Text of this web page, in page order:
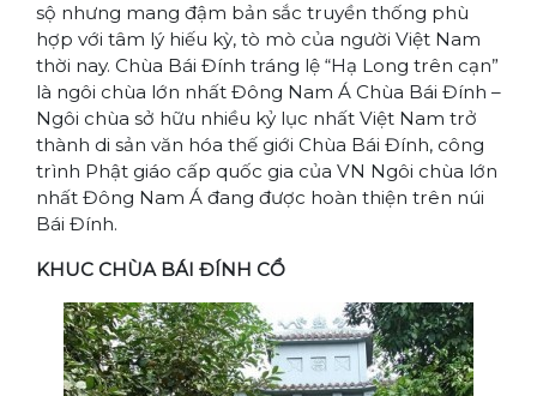
sộ nhưng mang đậm bản sắc truyền thống phù
hợp với tâm lý hiếu kỳ, tò mò của người Việt Nam
thời nay. Chùa Bái Đính tráng lệ “Hạ Long trên cạn”
là ngôi chùa lớn nhất Đông Nam Á Chùa Bái Đính –
Ngôi chùa sở hữu nhiều kỷ lục nhất Việt Nam trở
thành di sản văn hóa thế giới Chùa Bái Đính, công
trình Phật giáo cấp quốc gia của VN Ngôi chùa lớn
nhất Đông Nam Á đang được hoàn thiện trên núi
Bái Đính.
KHUC CHÙA BÁI ĐÍNH CỔ